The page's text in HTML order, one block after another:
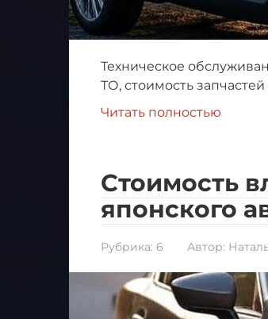
Техническое
ТО, стоимость
Читать полностью
Стоимость
японского
Рубрика: 6 Автор: